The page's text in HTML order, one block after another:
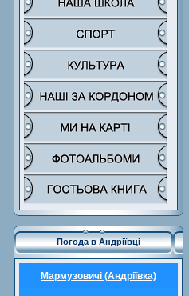
Погода в Андріївці
Мармузовичі (Андріївка)